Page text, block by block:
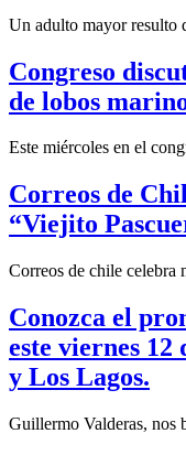
Un adulto mayor resulto
Congreso
de lobos
Este miércoles en el
Correos de
“Viejito
Correos de chile celebra
Conozca el
este viernes 12
y Los Lagos.
Guillermo Valderas, nos